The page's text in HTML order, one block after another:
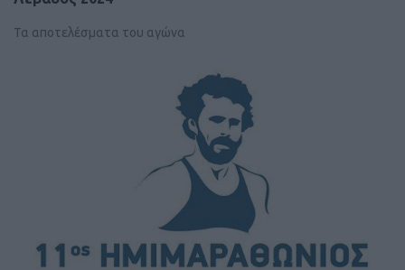
Τα αποτελέσματα του αγώνα